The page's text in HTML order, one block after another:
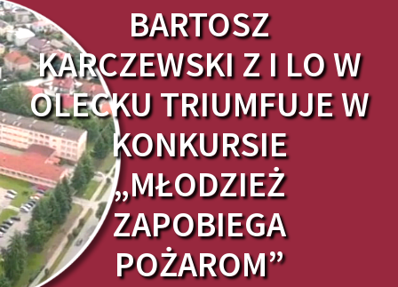
BARTOSZ
KARCZEWSKI Z I LO W
OLECKU TRIUMFUJE W
KONKURSIE
„MŁODZIEŻ
ZAPOBIEGA
POŻAROM”